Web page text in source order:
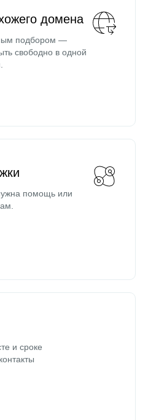
домена
подбором —
свободно в одной
помощь или
и сроке